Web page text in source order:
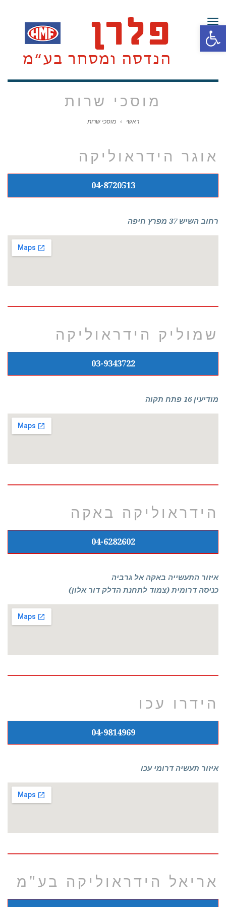
פתח סרגל נגישות
תפריט
מוסכי שרות
ראשי › מוסכי שרות
אוגר הידראוליקה
04-8720513
רחוב השיש 37 מפרץ חיפה
שמוליק הידראוליקה
03-9343722
מודיעין 16 פתח תקוה
הידראוליקה באקה
04-6282602
איזור התעשייה באקה אל גרביה
כניסה דרומית (צמוד לתחנת הדלק דור אלון)
הידרו עכו
04-9814969
איזור תעשיה דרומי עכו
אריאל הידראוליקה בע"מ